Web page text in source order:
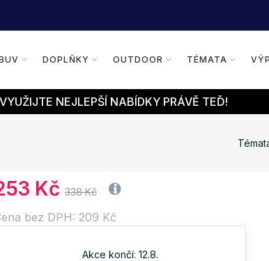
DOPLŇKY OUTDOOR TÉMATA
NEJLEPŠÍ NABÍDKY PRÁVĚ TEĎ!
Kč 338 Kč
bez DPH: 209 Kč
Akce končí: 12.8.